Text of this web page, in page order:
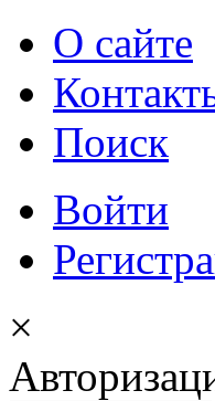
О сайте
Поиск
Войти
×